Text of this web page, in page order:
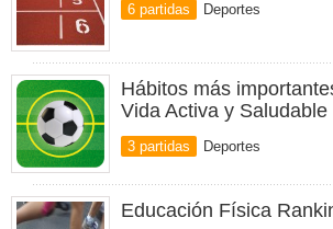
6 partidas Deportes
Hábitos más
Vida Activa y Saludable
3 partidas Deportes
Educación Física